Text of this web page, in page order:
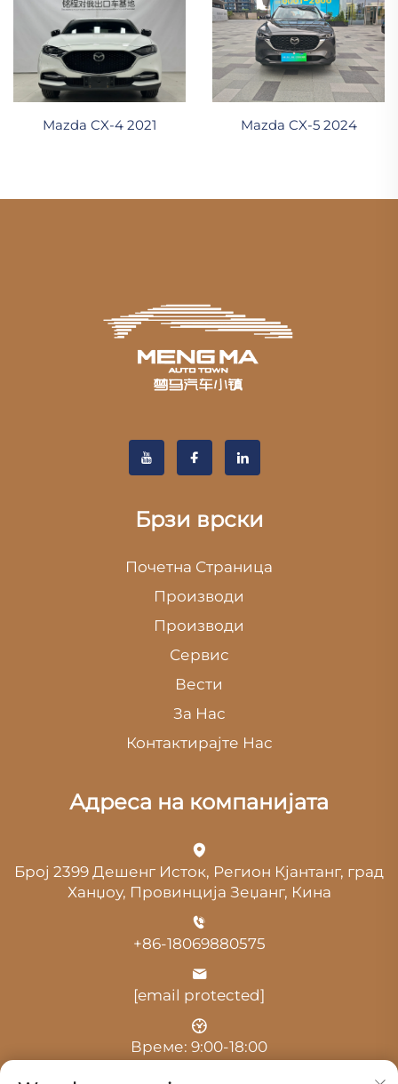
Mazda CX-4 2021 Mazda CX-5 2024
Брзи врски
Почетна Страница
Производи
Производи
Сервис
Вести
За Нас
Контактирајте Нас
Адреса на компанијата
Број 2399 Дешенг Исток, Регион Кјантанг, град
Ханџоу, Провинција Зеџанг, Кина
+86-18069880575
[email protected]
Време: 9:00-18:00